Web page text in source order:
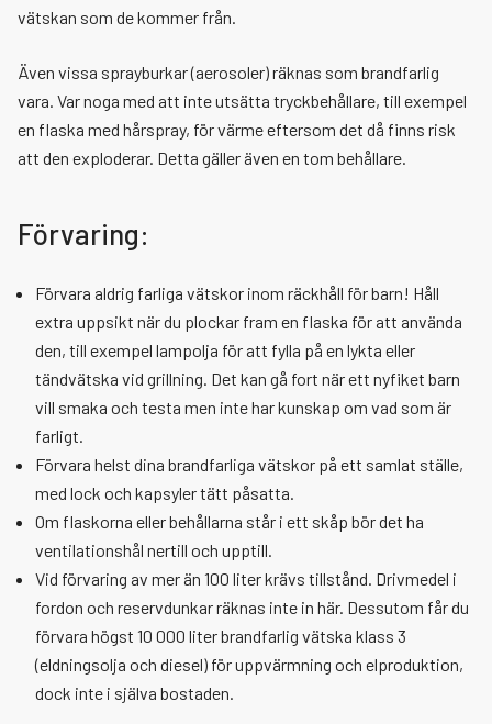
Personuppgifter, GDPR
Visselblåsartjänst
vätskan som de kommer från.
Även vissa sprayburkar (aerosoler) räknas som brandfarlig
vara. Var noga med att inte utsätta tryckbehållare, till exempel
en flaska med hårspray, för värme eftersom det då finns risk
att den exploderar. Detta gäller även en tom behållare.
Förvaring:
Förvara aldrig farliga vätskor inom räckhåll för barn! Håll
extra uppsikt när du plockar fram en flaska för att använda
den, till exempel lampolja för att fylla på en lykta eller
tändvätska vid grillning. Det kan gå fort när ett nyfiket barn
vill smaka och testa men inte har kunskap om vad som är
farligt.
Förvara helst dina brandfarliga vätskor på ett samlat ställe,
med lock och kapsyler tätt påsatta.
Om flaskorna eller behållarna står i ett skåp bör det ha
ventilationshål nertill och upptill.
Vid förvaring av mer än 100 liter krävs tillstånd. Drivmedel i
fordon och reservdunkar räknas inte in här. Dessutom får du
förvara högst 10 000 liter brandfarlig vätska klass 3
(eldningsolja och diesel) för uppvärmning och elproduktion,
dock inte i själva bostaden.